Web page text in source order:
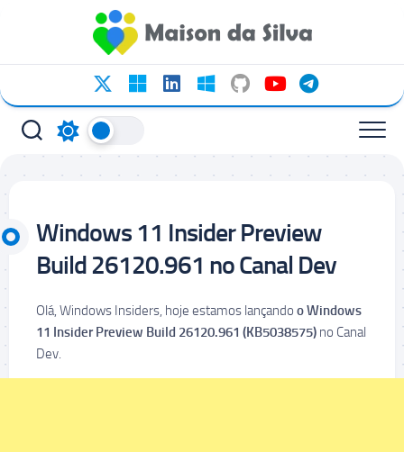
conteúdo
Windows 11 Insider Preview
Build 26120.961 no Canal Dev
Olá, Windows Insiders, hoje estamos lançando o Windows
11 Insider Preview Build 26120.961 (KB5038575) no Canal
Dev.